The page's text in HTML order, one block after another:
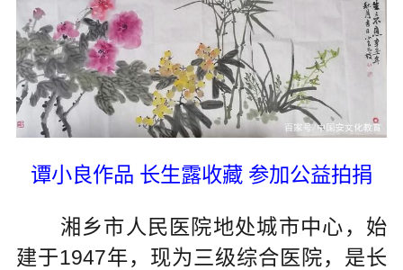
谭小良作品 长生露收藏 参加公益拍捐
湘乡市人民医院地处城市中心，始
建于1947年，现为三级综合医院，是长